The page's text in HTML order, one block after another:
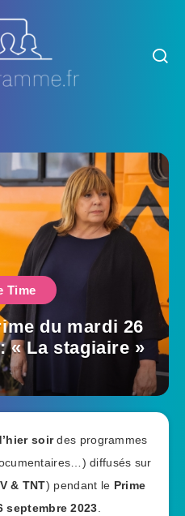
Time
du mardi 26
« La stagiaire »
soirdes programmes
diffusés sur
& TNT) pendant le Prime
septembre 2023